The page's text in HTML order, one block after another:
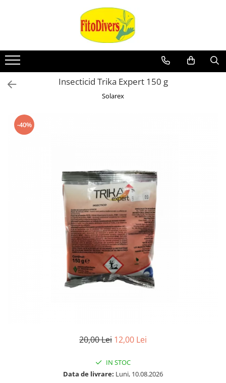
Insecticid Trika Expert 150 g
Solarex
-40%
20,00 Lei 12,00 Lei
IN STOC
Data de livrare: Luni, 10.08.2026